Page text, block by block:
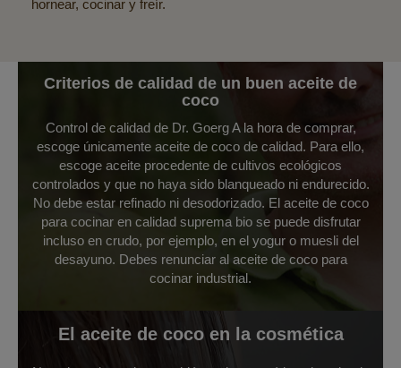
hornear, cocinar y freír.
Criterios de calidad de un buen aceite de
coco
Control de calidad de Dr. Goerg A la hora de comprar,
escoge únicamente aceite de coco de calidad. Para ello,
escoge aceite procedente de cultivos ecológicos
controlados y que no haya sido blanqueado ni endurecido.
No debe estar refinado ni desodorizado. El aceite de coco
para cocinar en calidad suprema bio se puede disfrutar
incluso en crudo, por ejemplo, en el yogur o muesli del
desayuno. Debes renunciar al aceite de coco para
cocinar industrial.
El aceite de coco en la cosmética